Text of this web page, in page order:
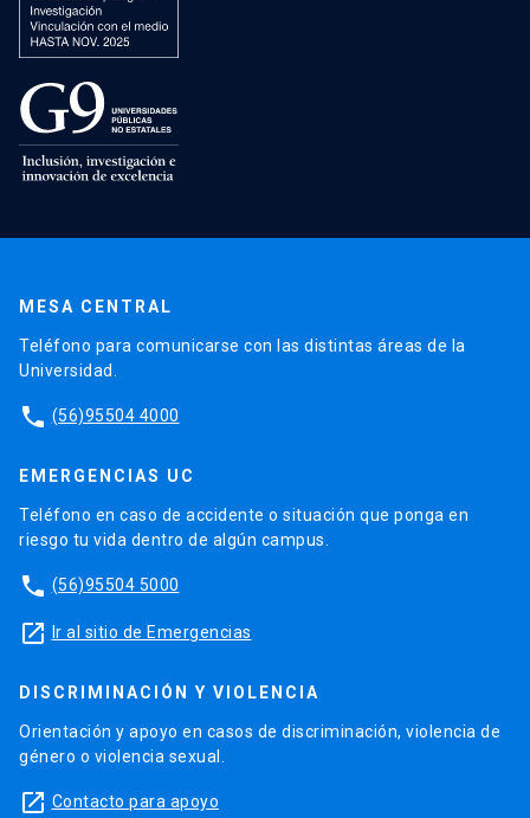
MESA CENTRAL
Teléfono para comunicarse con las distintas áreas de la
Universidad.
phone (56)95504 4000
EMERGENCIAS UC
Teléfono en caso de accidente o situación que ponga en
riesgo tu vida dentro de algún campus.
phone (56)95504 5000
launch Ir al sitio de Emergencias
DISCRIMINACIÓN Y VIOLENCIA
Orientación y apoyo en casos de discriminación, violencia de
género o violencia sexual.
launch Contacto para apoyo